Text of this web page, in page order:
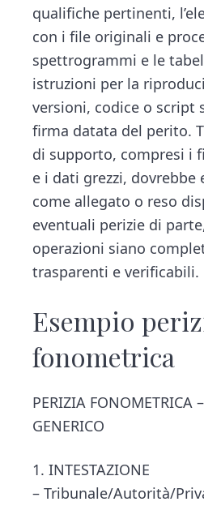
qualifiche pertinenti,
con i file originali e
spettrogrammi e le
istruzioni per la
versioni, codice o script
firma datata del perito.
di supporto, compresi i
e i dati grezzi, dovrebbe
come allegato o reso
eventuali perizie di
operazioni siano
trasparenti e verificabili.
Esempio
fonometrica
PERIZIA FONOMETRICA
GENERICO
1. INTESTAZIONE
– Tribunale/Autorità/